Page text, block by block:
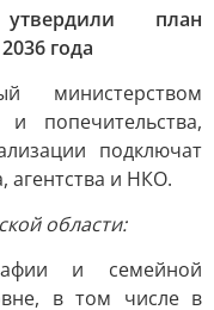
план
года
министерством
попечительства,
подключат
агентства и НКО.
области:
и семейной
в том числе в